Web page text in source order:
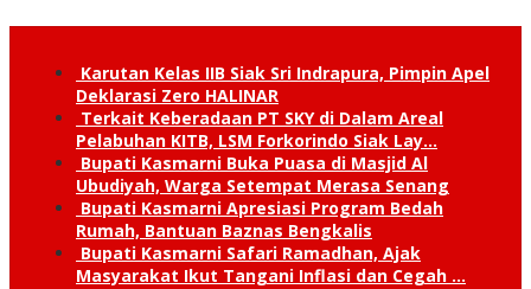
Karutan Kelas IIB Siak Sri Indrapura, Pimpin Apel
Deklarasi Zero HALINAR
Terkait Keberadaan PT SKY di Dalam Areal
Pelabuhan KITB, LSM Forkorindo Siak Lay…
Bupati Kasmarni Buka Puasa di Masjid Al
Ubudiyah, Warga Setempat Merasa Senang
Bupati Kasmarni Apresiasi Program Bedah
Rumah, Bantuan Baznas Bengkalis
Bupati Kasmarni Safari Ramadhan, Ajak
Masyarakat Ikut Tangani Inflasi dan Cegah …